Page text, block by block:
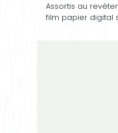
Assortis au
film papier digital